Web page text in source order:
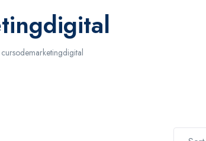
cursodemarketingdigital